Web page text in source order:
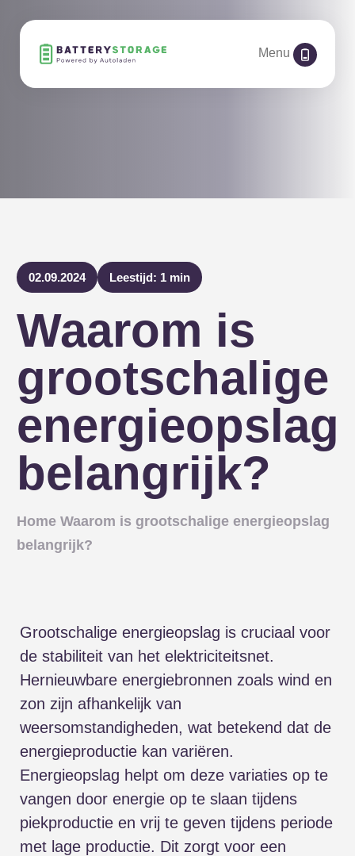
Menu
02.09.2024 Leestijd: 1 min
Waarom is
grootschalige
energieopslag
belangrijk?
Home Waarom is grootschalige energieopslag
belangrijk?
Grootschalige energieopslag is cruciaal voor
de stabiliteit van het elektriciteitsnet.
Hernieuwbare energiebronnen zoals wind en
zon zijn afhankelijk van
weersomstandigheden, wat betekend dat de
energieproductie kan variëren.
Energieopslag helpt om deze variaties op te
vangen door energie op te slaan tijdens
piekproductie en vrij te geven tijdens periode
met lage productie. Dit zorgt voor een